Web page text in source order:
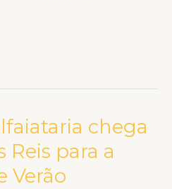
chega
para a
Verão